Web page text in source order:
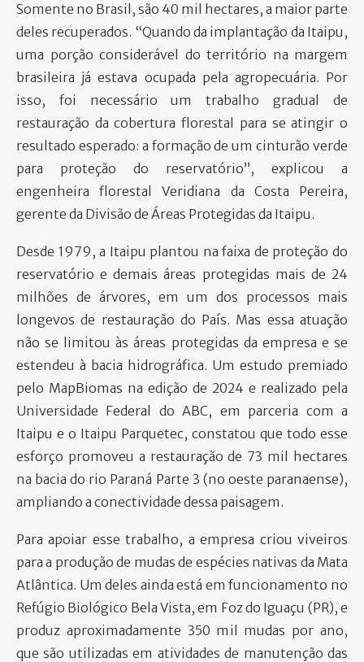
Somente no Brasil, são 40 mil hectares, a maior parte
deles recuperados. “Quando da implantação da Itaipu,
uma porção considerável do território na margem
brasileira já estava ocupada pela agropecuária. Por
isso, foi necessário um trabalho gradual de
restauração da cobertura florestal para se atingir o
resultado esperado: a formação de um cinturão verde
para proteção do reservatório”, explicou a
engenheira florestal Veridiana da Costa Pereira,
gerente da Divisão de Áreas Protegidas da Itaipu.
Desde 1979, a Itaipu plantou na faixa de proteção do
reservatório e demais áreas protegidas mais de 24
milhões de árvores, em um dos processos mais
longevos de restauração do País. Mas essa atuação
não se limitou às áreas protegidas da empresa e se
estendeu à bacia hidrográfica. Um estudo premiado
pelo MapBiomas na edição de 2024 e realizado pela
Universidade Federal do ABC, em parceria com a
Itaipu e o Itaipu Parquetec, constatou que todo esse
esforço promoveu a restauração de 73 mil hectares
na bacia do rio Paraná Parte 3 (no oeste paranaense),
ampliando a conectividade dessa paisagem.
Para apoiar esse trabalho, a empresa criou viveiros
para a produção de mudas de espécies nativas da Mata
Atlântica. Um deles ainda está em funcionamento no
Refúgio Biológico Bela Vista, em Foz do Iguaçu (PR), e
produz aproximadamente 350 mil mudas por ano,
que são utilizadas em atividades de manutenção das